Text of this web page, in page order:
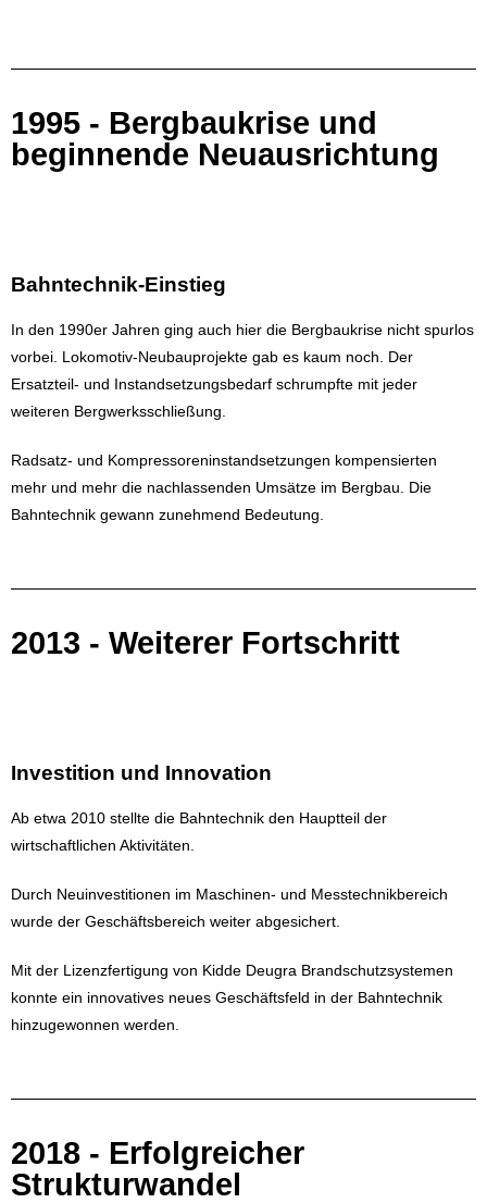
1995 - Bergbaukrise und
beginnende Neuausrichtung
Bahntechnik-Einstieg
In den 1990er Jahren ging auch hier die Bergbaukrise nicht spurlos
vorbei. Lokomotiv-Neubauprojekte gab es kaum noch. Der
Ersatzteil- und Instandsetzungsbedarf schrumpfte mit jeder
weiteren Bergwerksschließung.
Radsatz- und Kompressoreninstandsetzungen kompensierten
mehr und mehr die nachlassenden Umsätze im Bergbau. Die
Bahntechnik gewann zunehmend Bedeutung.
2013 - Weiterer Fortschritt
Investition und Innovation
Ab etwa 2010 stellte die Bahntechnik den Hauptteil der
wirtschaftlichen Aktivitäten.
Durch Neuinvestitionen im Maschinen- und Messtechnikbereich
wurde der Geschäftsbereich weiter abgesichert.
Mit der Lizenzfertigung von Kidde Deugra Brandschutzsystemen
konnte ein innovatives neues Geschäftsfeld in der Bahntechnik
hinzugewonnen werden.
2018 - Erfolgreicher
Strukturwandel